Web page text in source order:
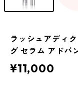
ラッシュアディ
グ セラム アドバ
¥11,000